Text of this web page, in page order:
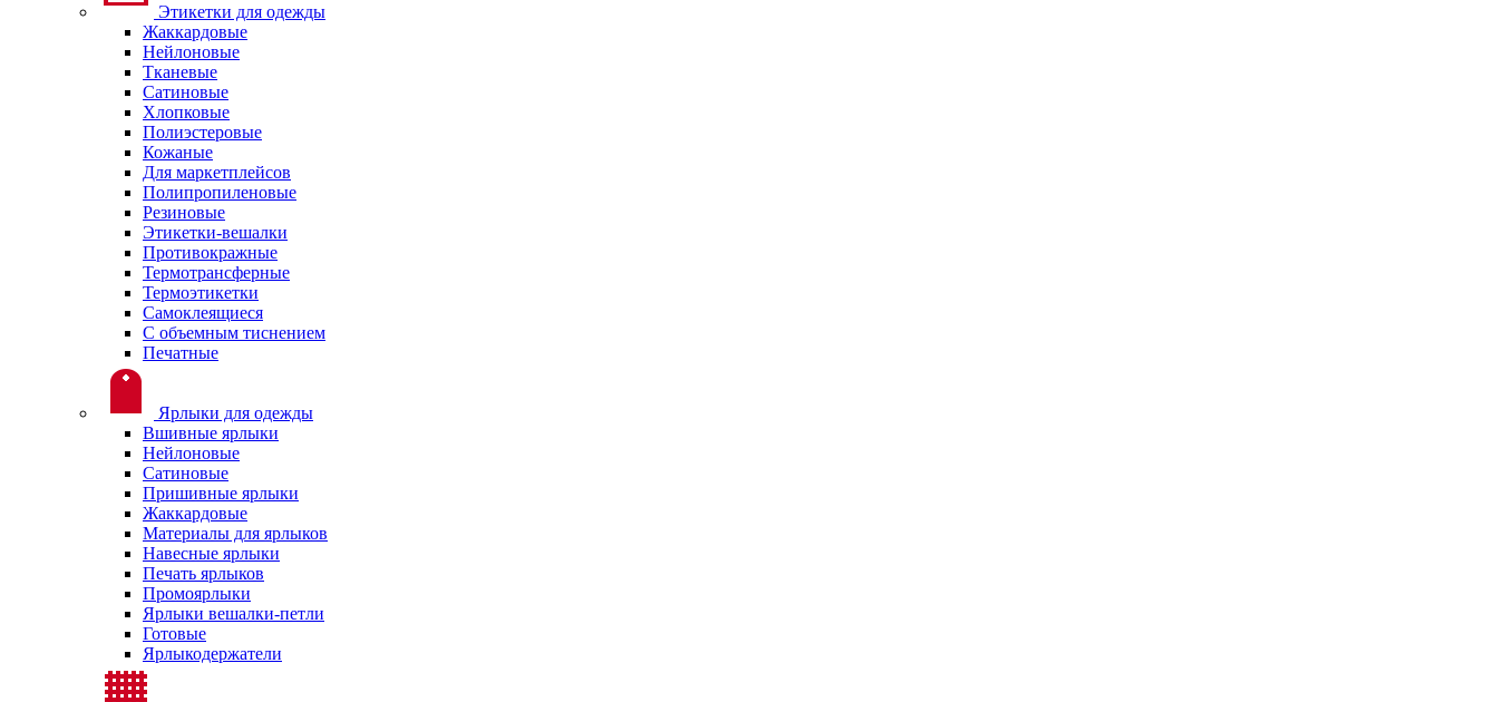
Этикетки для одежды
Жаккардовые
Нейлоновые
Тканевые
Сатиновые
Хлопковые
Полиэстеровые
Кожаные
Для маркетплейсов
Полипропиленовые
Резиновые
Этикетки-вешалки
Противокражные
Термотрансферные
Термоэтикетки
Самоклеящиеся
С объемным тиснением
Печатные
Ярлыки для одежды
Вшивные ярлыки
Нейлоновые
Сатиновые
Пришивные ярлыки
Жаккардовые
Материалы для ярлыков
Навесные ярлыки
Печать ярлыков
Промоярлыки
Ярлыки вешалки-петли
Готовые
Ярлыкодержатели